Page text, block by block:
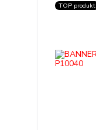
TOP produkt